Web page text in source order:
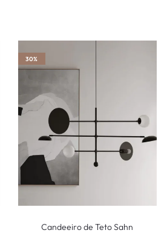
30%
Candeeiro de Teto Sahn